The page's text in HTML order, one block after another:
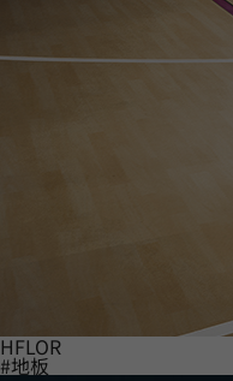
HFLOR
#地板